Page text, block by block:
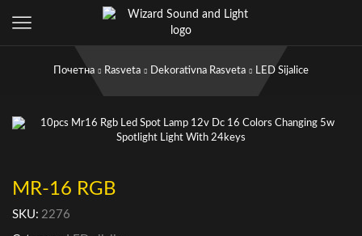
Почетна Rasveta Dekorativna Rasveta LED Sijalice
MR-16 RGB
SKU: 2276